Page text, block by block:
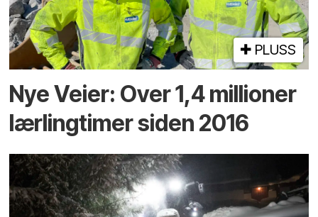
PLUSS
Nye Veier: Over 1,4 millioner
lærlingtimer siden 2016